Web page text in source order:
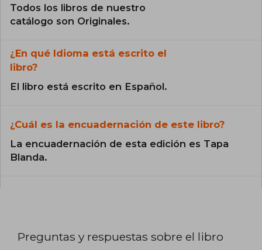
Todos los libros de nuestro
catálogo son Originales.
¿En qué Idioma está escrito el
libro?
El libro está escrito en Español.
¿Cuál es la encuadernación de este libro?
La encuadernación de esta edición es Tapa
Blanda.
Preguntas y respuestas sobre el libro